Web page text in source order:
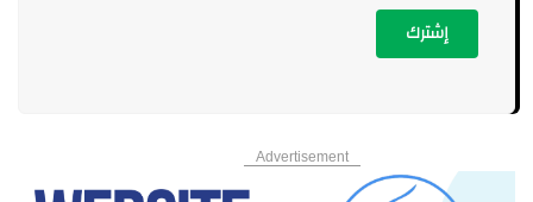
إشترك
Advertisement